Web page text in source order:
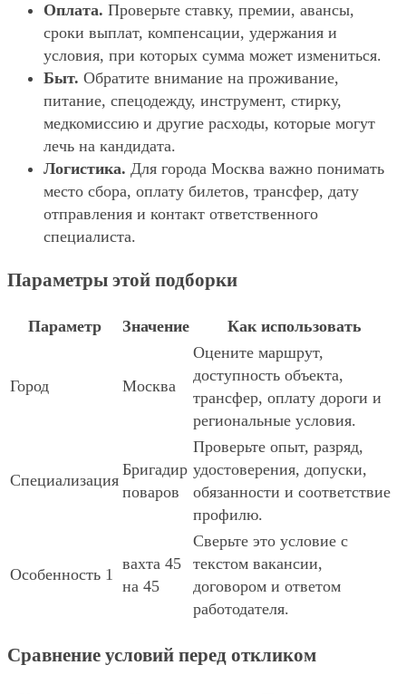
Оплата. Проверьте ставку, премии, авансы,
сроки выплат, компенсации, удержания и
условия, при которых сумма может измениться.
Быт. Обратите внимание на проживание,
питание, спецодежду, инструмент, стирку,
медкомиссию и другие расходы, которые могут
лечь на кандидата.
Логистика. Для города Москва важно понимать
место сбора, оплату билетов, трансфер, дату
отправления и контакт ответственного
специалиста.
Параметры этой подборки
Параметр Значение Как использовать
Город Москва
Оцените маршрут,
доступность объекта,
трансфер, оплату дороги и
региональные условия.
Специализация
Бригадир
поваров
Проверьте опыт, разряд,
удостоверения, допуски,
обязанности и соответствие
профилю.
Особенность 1
вахта 45
на 45
Сверьте это условие с
текстом вакансии,
договором и ответом
работодателя.
Сравнение условий перед откликом